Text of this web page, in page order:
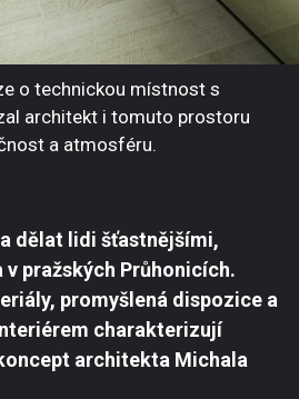
o technickou místnost s
architekt i tomuto prostoru
a atmosféru.
dělat lidi šťastnějšími,
pražských Průhonicích.
promyšlená dispozice a
charakterizují
architekta Michala